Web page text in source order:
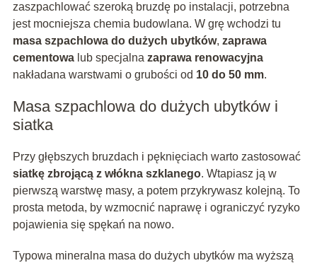
zaszpachlować szeroką bruzdę po instalacji, potrzebna
jest mocniejsza chemia budowlana. W grę wchodzi tu
masa szpachlowa do dużych ubytków, zaprawa
cementowalub specjalna zaprawa renowacyjna
nakładana warstwami o grubości od 10 do 50 mm.
Masa szpachlowa do dużych ubytków i
siatka
Przy głębszych bruzdach i pęknięciach warto zastosować
siatkę zbrojącą z włókna szklanego. Wtapiasz ją w
pierwszą warstwę masy, a potem przykrywasz kolejną. To
prosta metoda, by wzmocnić naprawę i ograniczyć ryzyko
pojawienia się spękań na nowo.
Typowa mineralna masa do dużych ubytków ma wyższą